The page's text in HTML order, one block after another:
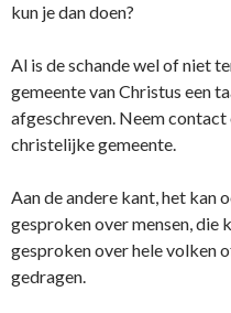
kun je dan doen?
Al is de schande wel of niet
gemeente van Christus een
afgeschreven. Neem contact
christelijke gemeente.
Aan de andere kant, het kan
gesproken over mensen, die
gesproken over hele volken
gedragen.